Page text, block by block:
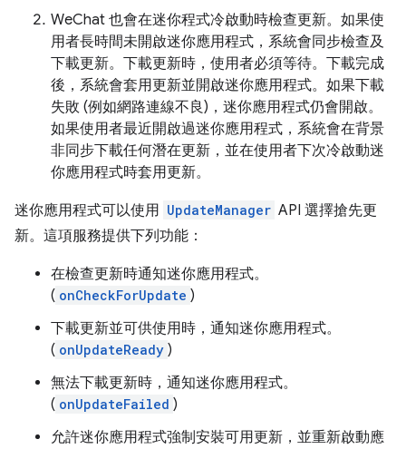
WeChat 也會在迷你程式冷啟動時檢查更新。如果使
用者長時間未開啟迷你應用程式，系統會同步檢查及
下載更新。下載更新時，使用者必須等待。下載完成
後，系統會套用更新並開啟迷你應用程式。如果下載
失敗 (例如網路連線不良)，迷你應用程式仍會開啟。
如果使用者最近開啟過迷你應用程式，系統會在背景
非同步下載任何潛在更新，並在使用者下次冷啟動迷
你應用程式時套用更新。
迷你應用程式可以使用 UpdateManager API 選擇搶先更
新。這項服務提供下列功能：
在檢查更新時通知迷你應用程式。
( onCheckForUpdate )
下載更新並可供使用時，通知迷你應用程式。
( onUpdateReady )
無法下載更新時，通知迷你應用程式。
( onUpdateFailed )
允許迷你應用程式強制安裝可用更新，並重新啟動應